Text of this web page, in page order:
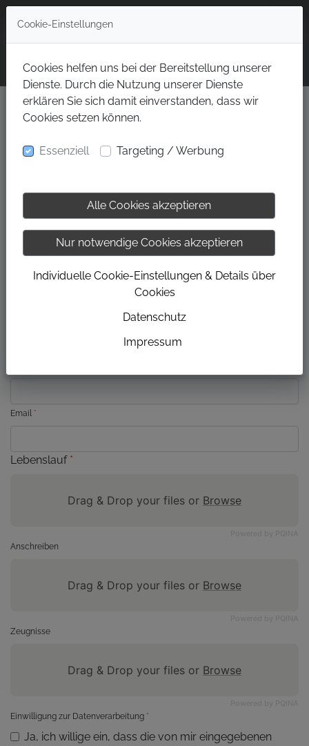
Kurstrainer/in auf Aushilfsbasis
Am Lohmühlbach, 85356 Freising, BY
Tageweise
wir suchen dafür Verstärkung!
Wir suchen in allen Bereichen (Aerobic, Body & Mind, Spinning)
Martin Will
Email *
Lebenslauf*
Drag & Drop your files or Browse
Anschreiben
Drag & Drop your files or Browse
Zeugnisse
Drag & Drop your files or Browse
Einwilligung zur Datenverarbeitung *
Ja, ich willige ein, dass die von mir eingegebenen
Cookie-Einstellungen
Cookies helfen uns bei der Bereitstellung unserer
Dienste. Durch die Nutzung unserer Dienste
erklären Sie sich damit einverstanden, dass wir
Cookies setzen können.
Essenziell Targeting / Werbung
Alle Cookies akzeptieren
Nur notwendige Cookies akzeptieren
Individuelle Cookie-Einstellungen & Details über
Cookies
Datenschutz
Impressum